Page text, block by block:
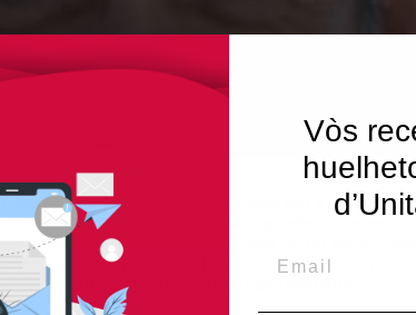
Utilitzem"cookies" al nostre lloc web per a donar a
una experiència personalitzada i optimitzada,
seves preferències i visites regulars. Al fer clic a
totes", accepta l'ús de TOTES les "cookies". Tot i així,
visitar "Configuració de cookies" per concedir un
consentiment controlat.
Vòs